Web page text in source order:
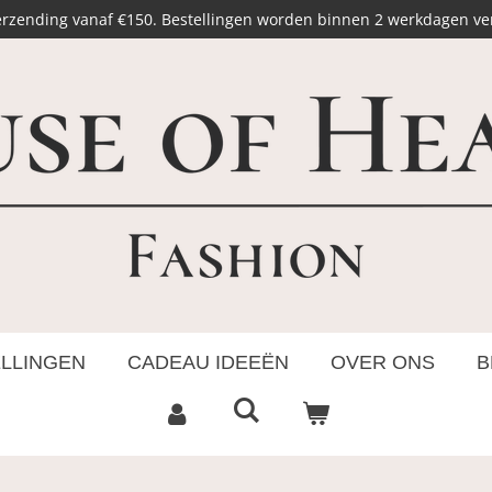
vanaf €150. Bestellingen worden binnen 2 werkdagen
CADEAU IDEEËN OVER ONS